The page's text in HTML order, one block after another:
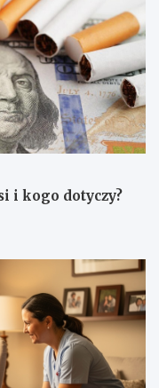
i kogo dotyczy?